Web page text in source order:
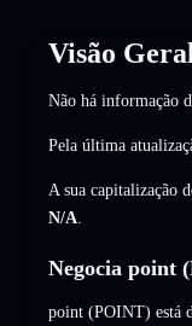
Visão
Não há informação
Pela última
A sua capitalização
N/A
Negocia point
point (POINT) está